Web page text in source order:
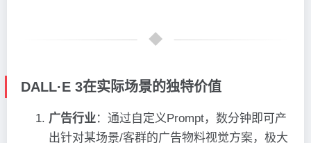
DALL·E 3在实际场景的独特价值
广告行业：通过自定义Prompt，数分钟即可产
出针对某场景/客群的广告物料视觉方案，极大